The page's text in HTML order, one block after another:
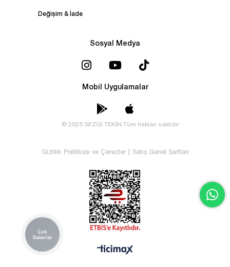
Değişim & İade
Sosyal Medya
Mobil Uygulamalar
© 2025 SEZGİ TEKİN Tüm hakları saklıdır
Gizlilik Politikası ve Çerezler Satış Genel Şartları
Çok
Satanlar